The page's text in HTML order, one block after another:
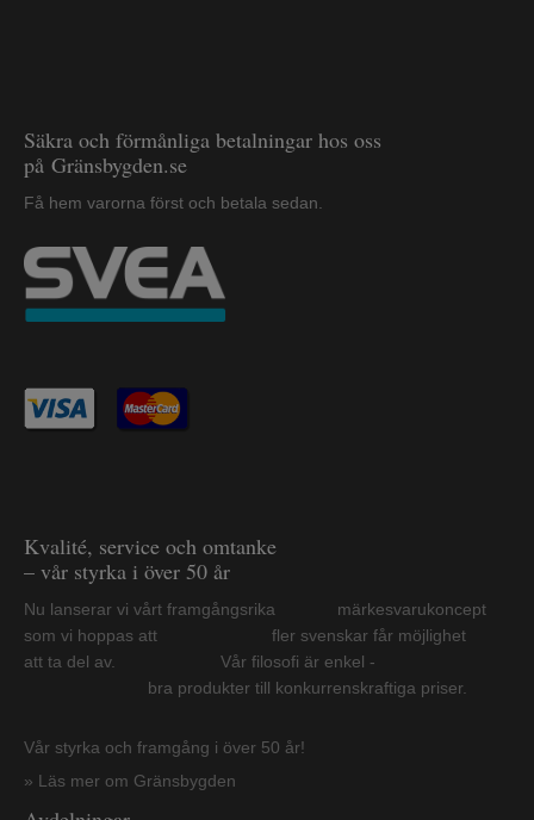
Säkra och förmånliga betalningar hos oss
på Gränsbygden.se
Få hem varorna först och betala sedan.
Kvalité, service och omtanke
– vår styrka i över 50 år
Nu lanserar vi vårt framgångsrika märkesvarukoncept
som vi hoppas att fler svenskar får möjlighet
att ta del av. Vår filosofi är enkel -
bra produkter till konkurrenskraftiga priser.
Vår styrka och framgång i över 50 år!
» Läs mer om Gränsbygden